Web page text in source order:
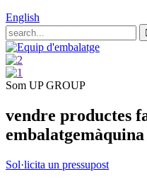
English
Som UP GROUP
vendre productes
embalatgemàquina
Sol·licita un pressupost